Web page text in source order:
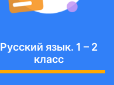
Русский язык. 1 – 2
класс